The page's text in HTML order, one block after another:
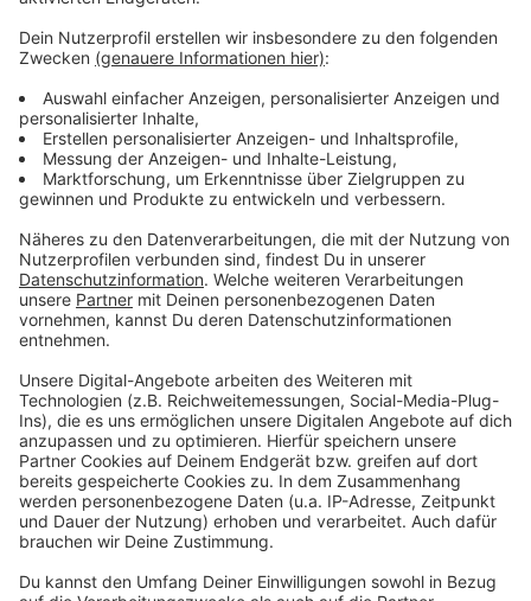
Anzeige
Clevere Verhaltensweisen im Herbst
Anzeige
Wertsachen sollten niemals offen sichtbar liegen.
Informationen zur Abwesenheit sollten nicht im
Internet oder auf Social Media veröffentlicht
werden - dies lockt Einbrecher regelrecht an.
Regelmäßige Sicherheits-Checks an Türen und
Fenstern helfen, Schwachstellen frühzeitig zu
erkennen.
Schlüssel niemals draußen verstecken.
Anzeige